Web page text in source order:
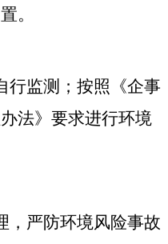
。
行监测；按照《企事
法》要求进行环境
，严防环境风险事故